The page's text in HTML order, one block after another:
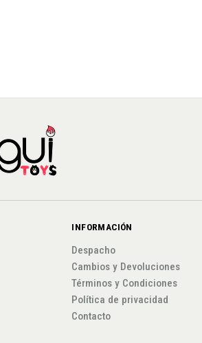
INFORMACIÓN
Despacho
Cambios y Devoluciones
Términos y Condiciones
Política de privacidad
Contacto